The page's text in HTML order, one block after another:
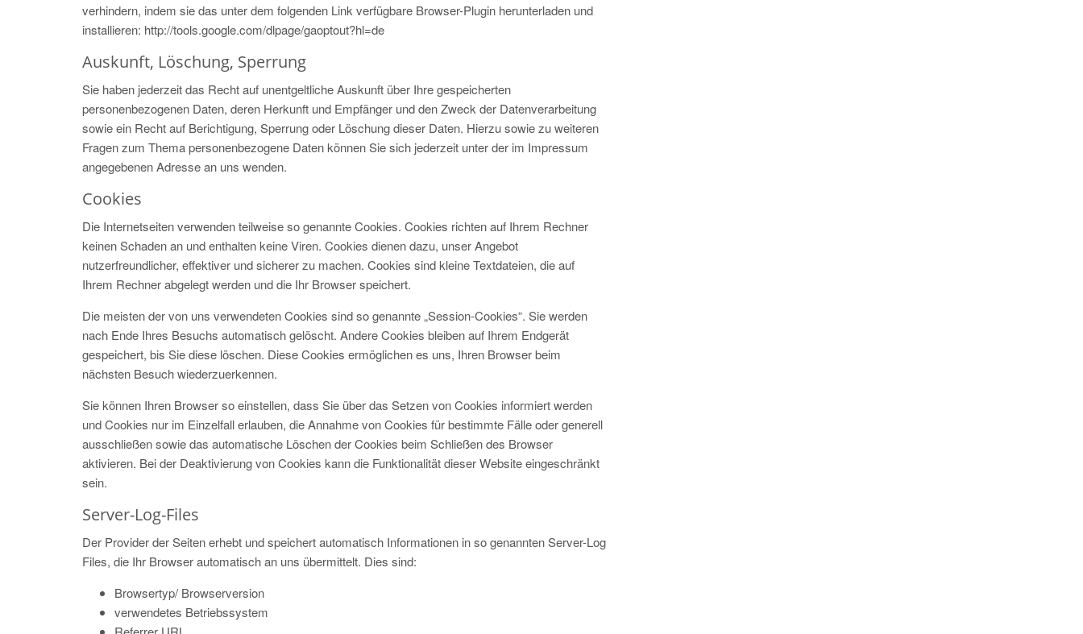
verhindern, indem sie das unter dem folgenden Link verfügbare Browser-Plugin herunterladen und
installieren: http://tools.google.com/dlpage/gaoptout?hl=de
Auskunft, Löschung, Sperrung
Sie haben jederzeit das Recht auf unentgeltliche Auskunft über Ihre gespeicherten
personenbezogenen Daten, deren Herkunft und Empfänger und den Zweck der Datenverarbeitung
sowie ein Recht auf Berichtigung, Sperrung oder Löschung dieser Daten. Hierzu sowie zu weiteren
Fragen zum Thema personenbezogene Daten können Sie sich jederzeit unter der im Impressum
angegebenen Adresse an uns wenden.
Cookies
Die Internetseiten verwenden teilweise so genannte Cookies. Cookies richten auf Ihrem Rechner
keinen Schaden an und enthalten keine Viren. Cookies dienen dazu, unser Angebot
nutzerfreundlicher, effektiver und sicherer zu machen. Cookies sind kleine Textdateien, die auf
Ihrem Rechner abgelegt werden und die Ihr Browser speichert.
Die meisten der von uns verwendeten Cookies sind so genannte „Session-Cookies“. Sie werden
nach Ende Ihres Besuchs automatisch gelöscht. Andere Cookies bleiben auf Ihrem Endgerät
gespeichert, bis Sie diese löschen. Diese Cookies ermöglichen es uns, Ihren Browser beim
nächsten Besuch wiederzuerkennen.
Sie können Ihren Browser so einstellen, dass Sie über das Setzen von Cookies informiert werden
und Cookies nur im Einzelfall erlauben, die Annahme von Cookies für bestimmte Fälle oder generell
ausschließen sowie das automatische Löschen der Cookies beim Schließen des Browser
aktivieren. Bei der Deaktivierung von Cookies kann die Funktionalität dieser Website eingeschränkt
sein.
Server-Log-Files
Der Provider der Seiten erhebt und speichert automatisch Informationen in so genannten Server-Log
Files, die Ihr Browser automatisch an uns übermittelt. Dies sind:
Browsertyp/ Browserversion
verwendetes Betriebssystem